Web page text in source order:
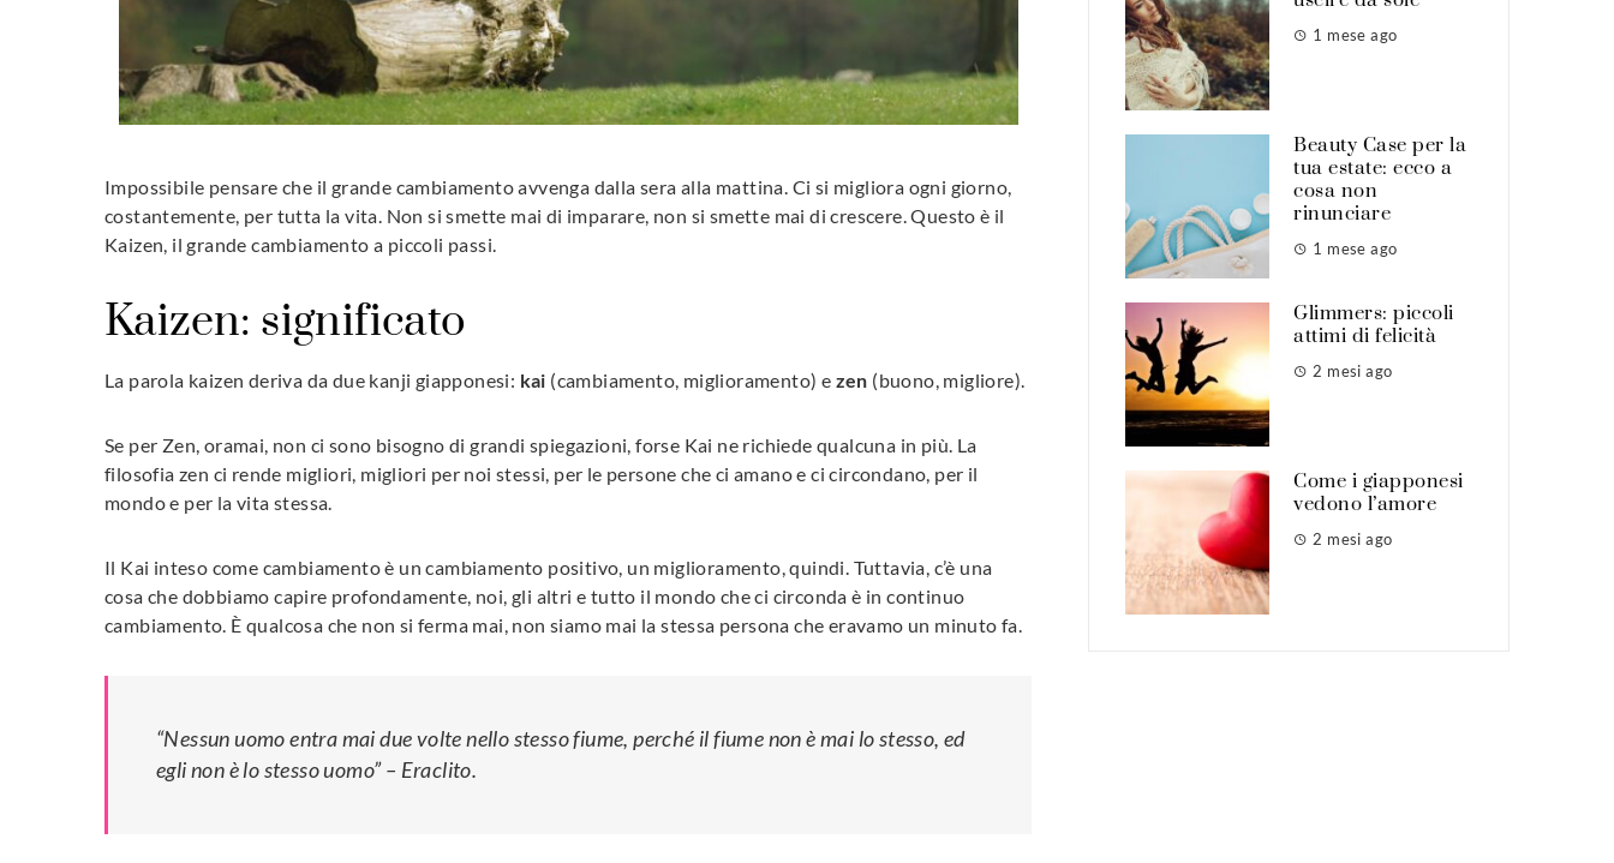
Impossibile pensare che il grande cambiamento avvenga dalla sera alla mattina. Ci si migliora ogni giorno,
costantemente, per tutta la vita. Non si smette mai di imparare, non si smette mai di crescere. Questo è il
Kaizen, il grande cambiamento a piccoli passi.
Kaizen: significato
La parola kaizen deriva da due kanji giapponesi: kai (cambiamento, miglioramento) e zen (buono, migliore).
Se per Zen, oramai, non ci sono bisogno di grandi spiegazioni, forse Kai ne richiede qualcuna in più. La
filosofia zen ci rende migliori, migliori per noi stessi, per le persone che ci amano e ci circondano, per il
mondo e per la vita stessa.
Il Kai inteso come cambiamento è un cambiamento positivo, un miglioramento, quindi. Tuttavia, c’è una
cosa che dobbiamo capire profondamente, noi, gli altri e tutto il mondo che ci circonda è in continuo
cambiamento. È qualcosa che non si ferma mai, non siamo mai la stessa persona che eravamo un minuto fa.
“Nessun uomo entra mai due volte nello stesso fiume, perché il fiume non è mai lo stesso, ed
egli non è lo stesso uomo” – Eraclito.
1 mese ago
Beauty Case per la
tua estate: ecco a
cosa non
rinunciare
1 mese ago
Glimmers: piccoli
attimi di felicità
2 mesi ago
Come i giapponesi
vedono l’amore
2 mesi ago